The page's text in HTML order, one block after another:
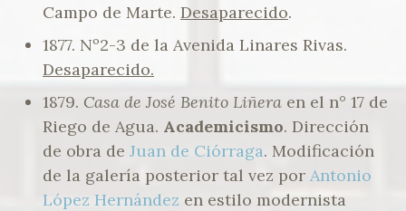
Campo de Marte. Desaparecido.
1877. Nº2-3 de la Avenida Linares Rivas.
Desaparecido.
1879. Casa de José Benito Liñera en el n° 17 de
Riego de Agua. Academicismo. Dirección
de obra de Juan de Ciórraga. Modificación
de la galería posterior tal vez por Antonio
López Hernández en estilo modernista